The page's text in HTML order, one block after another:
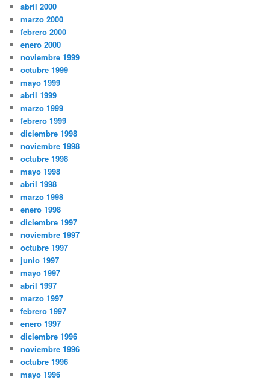
abril 2000
marzo 2000
febrero 2000
enero 2000
noviembre 1999
octubre 1999
mayo 1999
abril 1999
marzo 1999
febrero 1999
diciembre 1998
noviembre 1998
octubre 1998
mayo 1998
abril 1998
marzo 1998
enero 1998
diciembre 1997
noviembre 1997
octubre 1997
junio 1997
mayo 1997
abril 1997
marzo 1997
febrero 1997
enero 1997
diciembre 1996
noviembre 1996
octubre 1996
mayo 1996